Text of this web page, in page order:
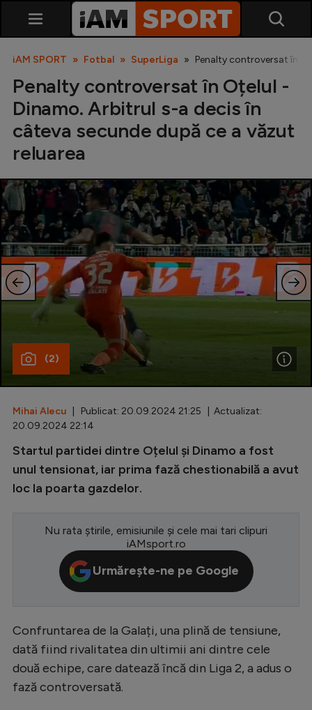
SuperLiga
Liga 2
Cupa României
Echipa Națională
U21
Fotbal feminin
Special
Diverse
Inedit
Clasamente
Champions League
Conference League
CM 2026
Premier League
Serie A
Bundesliga
Ligue 1
iAM SPORT Fotbal SuperLiga Penalty controversat în
Penalty controversat în Oțelul -
Dinamo. Arbitrul s-a decis în
câteva secunde după ce a văzut
reluarea
(2)
Mihai Alecu | Publicat: 20.09.2024 21:25 | Actualizat:
20.09.2024 22:14
Startul partidei dintre Oțelul și Dinamo a fost
unul tensionat, iar prima fază chestionabilă a avut
loc la poarta gazdelor.
Nu rata știrile, emisiunile și cele mai tari clipuri
iAMsport.ro
Urmărește-ne pe Google
Confruntarea de la Galați, una plină de tensiune,
dată fiind rivalitatea din ultimii ani dintre cele
două echipe, care datează încă din Liga 2, a adus o
fază controversată.